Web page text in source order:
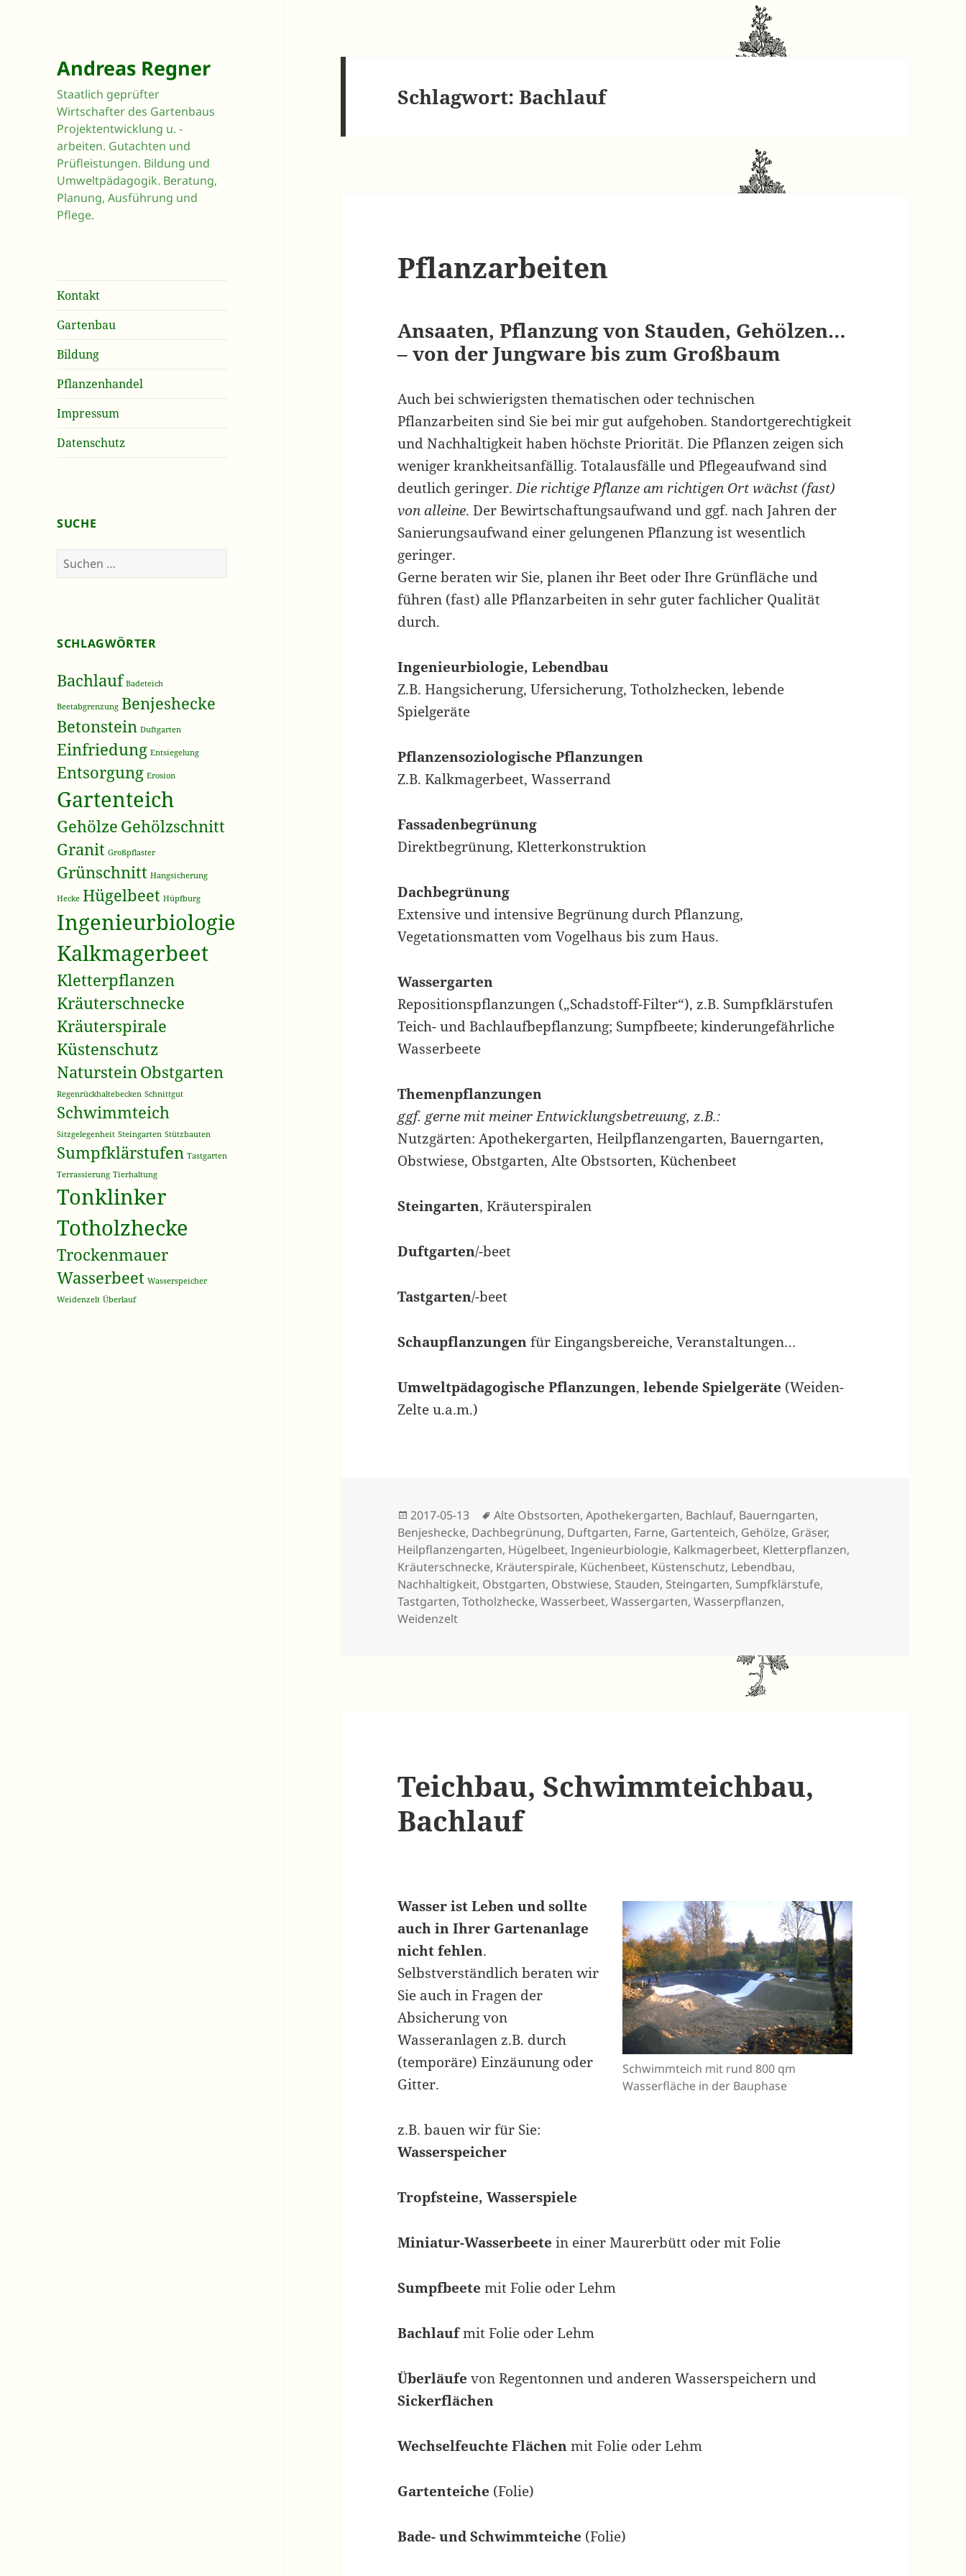
Andreas Regner
Staatlich geprüfter
Wirtschafter des Gartenbaus
Projektentwicklung u. -
arbeiten. Gutachten und
Prüfleistungen. Bildung und
Umweltpädagogik. Beratung,
Planung, Ausführung und
Pflege.
Kontakt
Gartenbau
Bildung
Pflanzenhandel
Impressum
Datenschutz
SUCHE
Suchen
nach:
SCHLAGWÖRTER
Bachlauf Badeteich
Beetabgrenzung Benjeshecke
Betonstein Duftgarten
Einfriedung Entsiegelung
Entsorgung Erosion
Gartenteich
Gehölze Gehölzschnitt
Granit Großpflaster
Grünschnitt Hangsicherung
Hecke Hügelbeet Hüpfburg
Ingenieurbiologie
Kalkmagerbeet
Kletterpflanzen
Kräuterschnecke
Kräuterspirale
Küstenschutz
NatursteinObstgarten
Regenrückhaltebecken Schnittgut
Schwimmteich
Sitzgelegenheit Steingarten Stützbauten
Sumpfklärstufen Tastgarten
Terrassierung Tierhaltung
Tonklinker
Totholzhecke
Trockenmauer
Wasserbeet Wasserspeicher
Weidenzelt Überlauf
Schlagwort:Bachlauf
Pflanzarbeiten
Ansaaten, Pflanzung von Stauden, Gehölzen…
– von der Jungware bis zum Großbaum
Auch bei schwierigsten thematischen oder technischen
Pflanzarbeiten sind Sie bei mir gut aufgehoben. Standortgerechtigkeit
und Nachhaltigkeit haben höchste Priorität. Die Pflanzen zeigen sich
weniger krankheitsanfällig. Totalausfälle und Pflegeaufwand sind
deutlich geringer.Die richtige Pflanze am richtigen Ort wächst (fast)
von alleine. Der Bewirtschaftungsaufwand und ggf. nach Jahren der
Sanierungsaufwand einer gelungenen Pflanzung ist wesentlich
geringer.
Gerne beraten wir Sie, planen ihr Beet oder Ihre Grünfläche und
führen (fast) alle Pflanzarbeiten in sehr guter fachlicher Qualität
durch.
Ingenieurbiologie, Lebendbau
Z.B. Hangsicherung, Ufersicherung, Totholzhecken, lebende
Spielgeräte
Pflanzensoziologische Pflanzungen
Z.B. Kalkmagerbeet, Wasserrand
Fassadenbegrünung
Direktbegrünung, Kletterkonstruktion
Dachbegrünung
Extensive und intensive Begrünung durch Pflanzung,
Vegetationsmatten vom Vogelhaus bis zum Haus.
Wassergarten
Repositionspflanzungen („Schadstoff-Filter“), z.B. Sumpfklärstufen
Teich- und Bachlaufbepflanzung; Sumpfbeete; kinderungefährliche
Wasserbeete
Themenpflanzungen
ggf. gerne mit meiner Entwicklungsbetreuung, z.B.:
Nutzgärten: Apothekergarten, Heilpflanzengarten, Bauerngarten,
Obstwiese, Obstgarten, Alte Obstsorten, Küchenbeet
Steingarten, Kräuterspiralen
Duftgarten/-beet
Tastgarten/-beet
Schaupflanzungenfür Eingangsbereiche, Veranstaltungen…
Umweltpädagogische Pflanzungen,lebende Spielgeräte (Weiden-
Zelte u.a.m.)
Veröffentlicht
am
2017-05-13 Schlagwörter
Alte Obstsorten,Apothekergarten, Bachlauf, Bauerngarten,
Benjeshecke, Dachbegrünung, Duftgarten, Farne, Gartenteich, Gehölze, Gräser,
Heilpflanzengarten, Hügelbeet,Ingenieurbiologie, Kalkmagerbeet, Kletterpflanzen,
Kräuterschnecke, Kräuterspirale, Küchenbeet, Küstenschutz, Lebendbau,
Nachhaltigkeit, Obstgarten, Obstwiese, Stauden, Steingarten, Sumpfklärstufe,
Tastgarten,Totholzhecke,Wasserbeet,Wassergarten,Wasserpflanzen,
Weidenzelt
Teichbau, Schwimmteichbau,
Bachlauf
Schwimmteich mit rund 800 qm
Wasserfläche in der Bauphase
Wasser ist Leben und sollte
auch in Ihrer Gartenanlage
nicht fehlen.
Selbstverständlich beraten wir
Sie auch in Fragen der
Absicherung von
Wasseranlagen z.B. durch
(temporäre) Einzäunung oder
Gitter.
z.B. bauen wir für Sie:
Wasserspeicher
Tropfsteine, Wasserspiele
Miniatur-Wasserbeete in einer Maurerbütt oder mit Folie
Sumpfbeete mit Folie oder Lehm
Bachlaufmit Folie oder Lehm
Überläufe von Regentonnen und anderen Wasserspeichern und
Sickerflächen
Wechselfeuchte Flächenmit Folie oder Lehm
Gartenteiche (Folie)
Bade- und Schwimmteiche (Folie)